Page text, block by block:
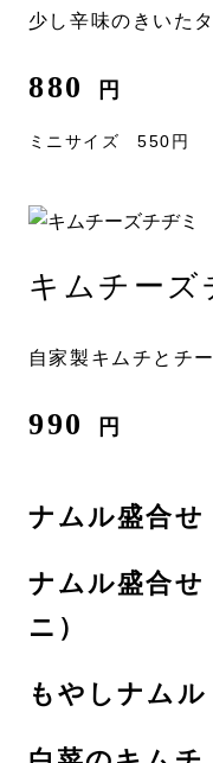
少し辛味のきいた
880 円
ミニサイズ 550円
キムチーズ
自家製キムチとチ
990 円
ナムル盛合せ
ナムル盛合せ
ニ）
もやしナムル